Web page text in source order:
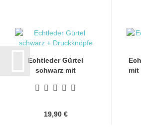
Echtleder Gürtel
schwarz mit
19,90 €
mit